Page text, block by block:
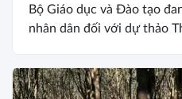
Bộ Giáo dục và Đào tạo
nhân dân đối với dự thảo